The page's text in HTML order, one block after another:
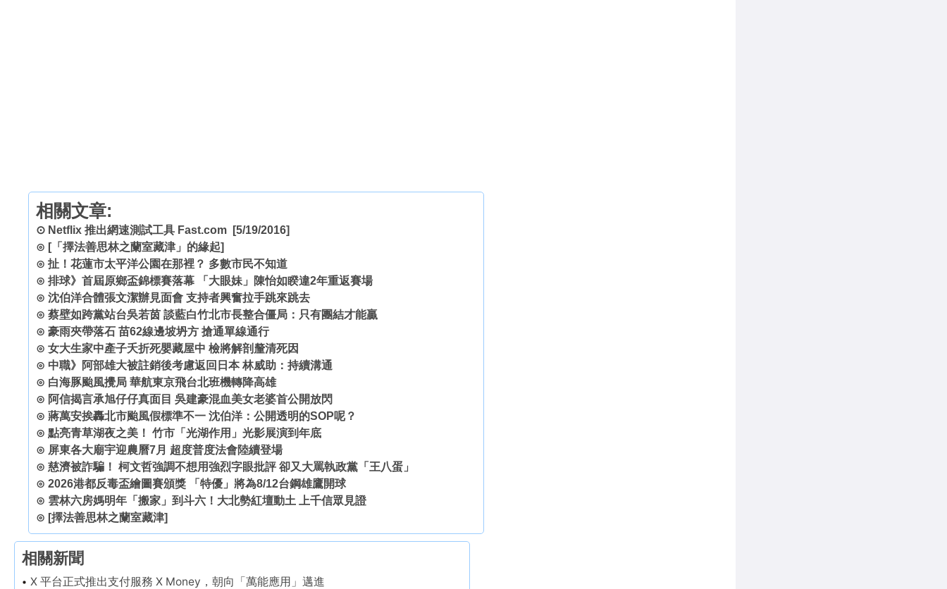
相關文章:
⊙ Netflix 推出網速測試工具 Fast.com [5/19/2016]
⊙ [「擇法善思林之蘭室藏津」的緣起]
⊙ 扯！花蓮市太平洋公園在那裡？ 多數市民不知道
⊙ 排球》首屆原鄉盃錦標賽落幕 「大眼妹」陳怡如睽違2年重返賽場
⊙ 沈伯洋合體張文潔辦見面會 支持者興奮拉手跳來跳去
⊙ 蔡壁如跨黨站台吳若茵 談藍白竹北市長整合僵局：只有團結才能贏
⊙ 豪雨夾帶落石 苗62線邊坡坍方 搶通單線通行
⊙ 女大生家中產子夭折死嬰藏屋中 檢將解剖釐清死因
⊙ 中職》阿部雄大被註銷後考慮返回日本 林威助：持續溝通
⊙ 白海豚颱風攪局 華航東京飛台北班機轉降高雄
⊙ 阿信揭言承旭仔仔真面目 吳建豪混血美女老婆首公開放閃
⊙ 蔣萬安挨轟北市颱風假標準不一 沈伯洋：公開透明的SOP呢？
⊙ 點亮青草湖夜之美！ 竹市「光湖作用」光影展演到年底
⊙ 屏東各大廟宇迎農曆7月 超度普度法會陸續登場
⊙ 慈濟被詐騙！ 柯文哲強調不想用強烈字眼批評 卻又大罵執政黨「王八蛋」
⊙ 2026港都反毒盃繪圖賽頒獎 「特優」將為8/12台鋼雄鷹開球
⊙ 雲林六房媽明年「搬家」到斗六！大北勢紅壇動土 上千信眾見證
⊙ [擇法善思林之蘭室藏津]
相關新聞
X 平台正式推出支付服務 X Money，朝向「萬能應用」邁進